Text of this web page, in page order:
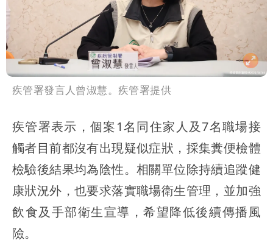
疾管署發言人曾淑慧。疾管署提供
疾管署表示，個案1名同住家人及7名職場接
觸者目前都沒有出現疑似症狀，採集糞便檢體
檢驗後結果均為陰性。相關單位除持續追蹤健
康狀況外，也要求落實職場衛生管理，並加強
飲食及手部衛生宣導，希望降低後續傳播風
險。